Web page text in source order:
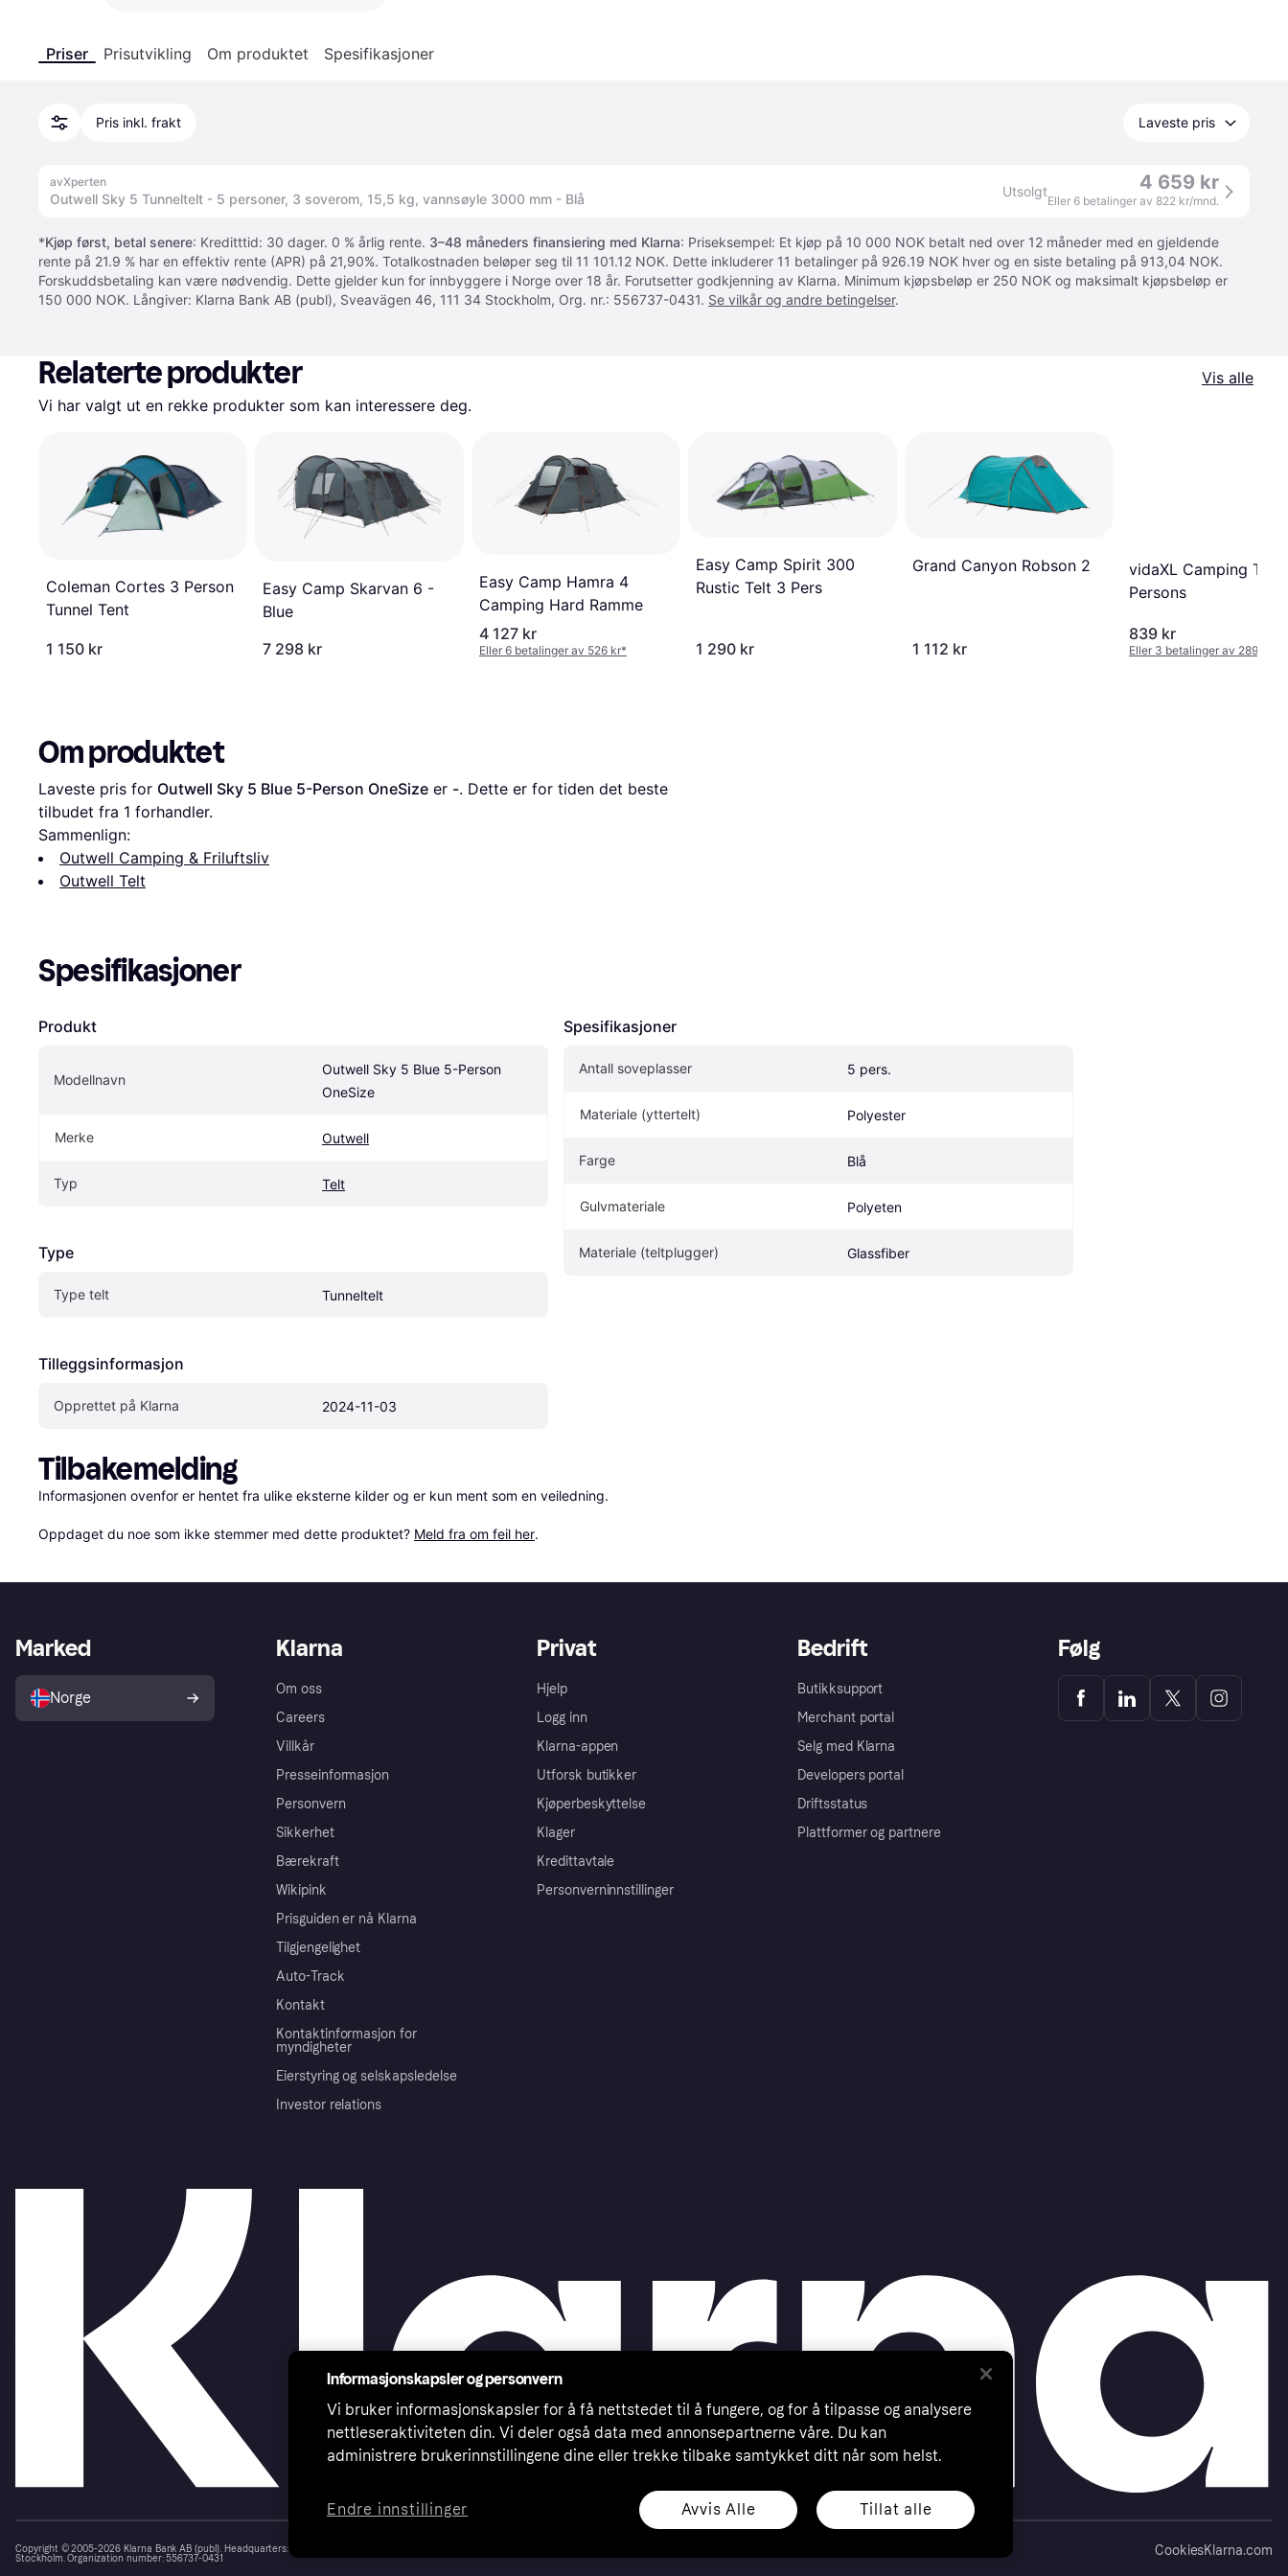
Priser Prisutvikling Om produktet Spesifikasjoner
Pris inkl. frakt Laveste pris
avXperten
Outwell Sky 5 Tunneltelt - 5 personer, 3 soverom, 15,5 kg, vannsøyle 3000 mm - Blå Utsolgt 4 659 kr
Eller 6 betalinger av 822 kr/mnd.
*Kjøp først, betal senere: Kreditttid: 30 dager. 0 % årlig rente. 3–48 måneders finansiering med Klarna: Priseksempel: Et kjøp på 10 000 NOK betalt ned over 12 måneder med en gjeldende
rente på 21.9 % har en effektiv rente (APR) på 21,90%. Totalkostnaden beløper seg til 11 101.12 NOK. Dette inkluderer 11 betalinger på 926.19 NOK hver og en siste betaling på 913,04 NOK.
Forskuddsbetaling kan være nødvendig. Dette gjelder kun for innbyggere i Norge over 18 år. Forutsetter godkjenning av Klarna. Minimum kjøpsbeløp er 250 NOK og maksimalt kjøpsbeløp er
150 000 NOK. Långiver: Klarna Bank AB (publ), Sveavägen 46, 111 34 Stockholm, Org. nr.: 556737-0431. Se vilkår og andre betingelser.
Relaterte produkter
Vis alle
Vi har valgt ut en rekke produkter som kan interessere deg.
Coleman Cortes 3 Person
Tunnel Tent
1 150 kr
Easy Camp Skarvan 6 -
Blue
7 298 kr
Easy Camp Hamra 4
Camping Hard Ramme
4 127 kr
Eller 6 betalinger av 526 kr*
Easy Camp Spirit 300
Rustic Telt 3 Pers
1 290 kr
Grand Canyon Robson 2
1 112 kr
vidaXL Camping
Persons
839 kr
Eller 3 betalinger av 289 kr
Om produktet
Laveste pris for Outwell Sky 5 Blue 5-Person OneSize er -. Dette er for tiden det beste
tilbudet fra 1 forhandler.
Sammenlign:
Outwell Camping & Friluftsliv
Outwell Telt
Spesifikasjoner
Produkt
Modellnavn
Outwell Sky 5 Blue 5-Person
OneSize
Merke Outwell
Typ Telt
Type
Type telt Tunneltelt
Tilleggsinformasjon
Opprettet på Klarna 2024-11-03
Spesifikasjoner
Antall soveplasser 5 pers.
Materiale (yttertelt) Polyester
Farge Blå
Gulvmateriale Polyeten
Materiale (teltplugger) Glassfiber
Tilbakemelding
Informasjonen ovenfor er hentet fra ulike eksterne kilder og er kun ment som en veiledning.
Oppdaget du noe som ikke stemmer med dette produktet? Meld fra om feil her.
Klarna
Om oss
Careers
Villkår
Presseinformasjon
Personvern
Sikkerhet
Bærekraft
Wikipink
Prisguiden er nå Klarna
Tilgjengelighet
Auto-Track
Kontakt
Kontaktinformasjon for
myndigheter
Eierstyring og selskapsledelse
Investor relations
Privat
Hjelp
Logg inn
Klarna-appen
Utforsk butikker
Kjøperbeskyttelse
Klager
Kredittavtale
Personverninnstillinger
Bedrift
Butikksupport
Merchant portal
Selg med Klarna
Developers portal
Driftsstatus
Plattformer og partnere
Marked
Norge
Følg
Copyright © 2005-2026 Klarna Bank AB (publ). Headquarters: Stockholm, Sweden. All rights reserved. Klarna Bank AB (publ). Sveavägen 46, 111 34
Stockholm. Organization number: 556737-0431
CookiesKlarna.com
Informasjonskapsler og personvern
Vi bruker informasjonskapsler for å få nettstedet til å fungere, og for å tilpasse og analysere
nettleseraktiviteten din. Vi deler også data med annonsepartnerne våre. Du kan
administrere brukerinnstillingene dine eller trekke tilbake samtykket ditt når som helst.
Avvis Alle Tillat alle
Endre innstillinger